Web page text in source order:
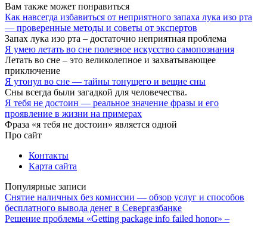
Вам также может понравиться
Как навсегда избавиться от неприятного запаха лука изо рта
— проверенные методы и советы от экспертов
Запах лука изо рта – достаточно неприятная проблема
Я умею летать во сне полезное искусство самопознания
Летать во сне – это великолепное и захватывающее
приключение
Я утонул во сне — тайны тонущего и вещие сны
Сны всегда были загадкой для человечества.
Я тебя не достоин — реальное значение фразы и его
проявление в жизни на примерах
Фраза «я тебя не достоин» является одной
Про сайт
Контакты
Карта сайта
Популярные записи
Снятие наличных без комиссии — обзор услуг и способов
бесплатного вывода денег в Севергазбанке
Решение проблемы «Getting package info failed honor» –